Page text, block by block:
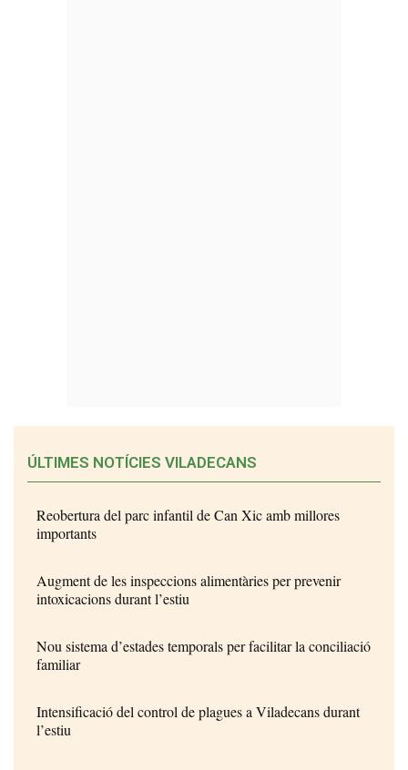
ÚLTIMES NOTÍCIES VILADECANS
Reobertura del parc infantil de Can Xic amb millores
importants
Augment de les inspeccions alimentàries per prevenir
intoxicacions durant l’estiu
Nou sistema d’estades temporals per facilitar la conciliació
familiar
Intensificació del control de plagues a Viladecans durant
l’estiu